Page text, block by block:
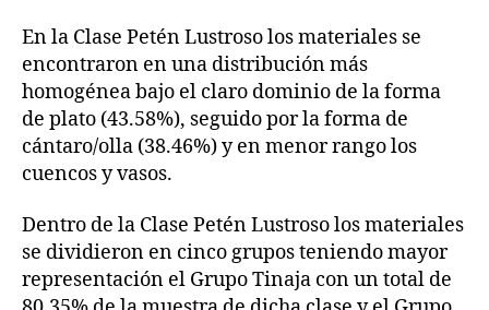
En la Clase Petén Lustroso los materiales se
encontraron en una distribución más
homogénea bajo el claro dominio de la forma
de plato (43.58%), seguido por la forma de
cántaro/olla (38.46%) y en menor rango los
cuencos y vasos.
Dentro de la Clase Petén Lustroso los materiales
se dividieron en cinco grupos teniendo mayor
representación el Grupo Tinaja con un total de